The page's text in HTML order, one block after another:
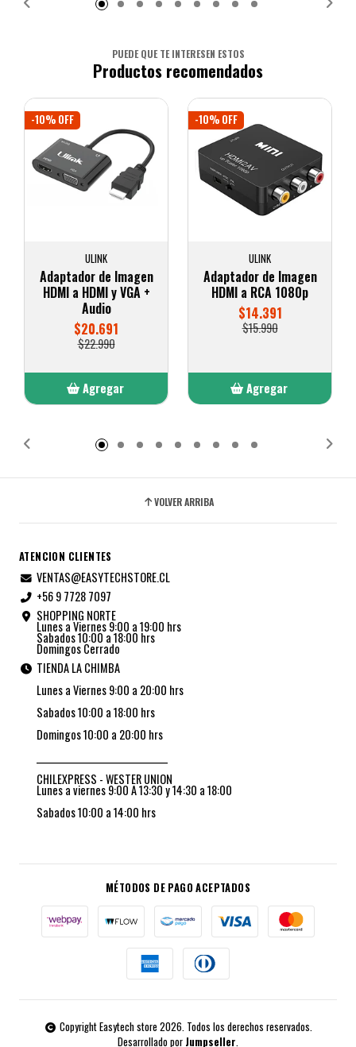
PUEDE QUE TE INTERESEN ESTOS
Productos recomendados
-10% OFF
ULINK
Adaptador de Imagen
HDMI a HDMI y VGA +
Audio
$20.691
$22.990
Agregar
-10% OFF
ULINK
Adaptador de Imagen
HDMI a RCA 1080p
$14.391
$15.990
Agregar
VOLVER ARRIBA
ATENCION CLIENTES
VENTAS@EASYTECHSTORE.CL
+56 9 7728 7097
SHOPPING NORTE
Lunes a Viernes 9:00 a 19:00 hrs
Sabados 10:00 a 18:00 hrs
Domingos Cerrado
TIENDA LA CHIMBA
Lunes a Viernes 9:00 a 20:00 hrs
Sabados 10:00 a 18:00 hrs
Domingos 10:00 a 20:00 hrs
CHILEXPRESS - WESTER UNION
Lunes a viernes 9:00 A 13:30 y 14:30 a 18:00
Sabados 10:00 a 14:00 hrs
MÉTODOS DE PAGO ACEPTADOS
Copyright Easytech store 2026. Todos los derechos reservados.
Desarrollado por Jumpseller.